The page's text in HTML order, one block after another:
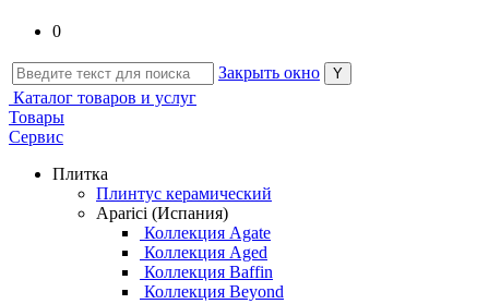
0
Закрыть окно
Каталог товаров и услуг
Товары
Сервис
Плитка
Плинтус керамический
Aparici (Испания)
Коллекция Agate
Коллекция Aged
Коллекция Baffin
Коллекция Beyond